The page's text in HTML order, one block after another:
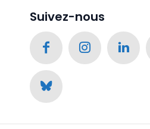
Suivez-nous